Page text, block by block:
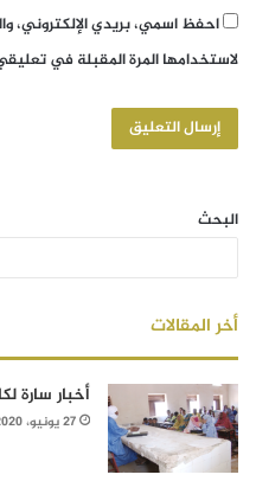
احفظ اسمي، بريدي الإلكتروني،
لاستخدامها المرة المقبلة في
البحث
أخر المقالات
أخبار سارة
27 يونيو، 2020